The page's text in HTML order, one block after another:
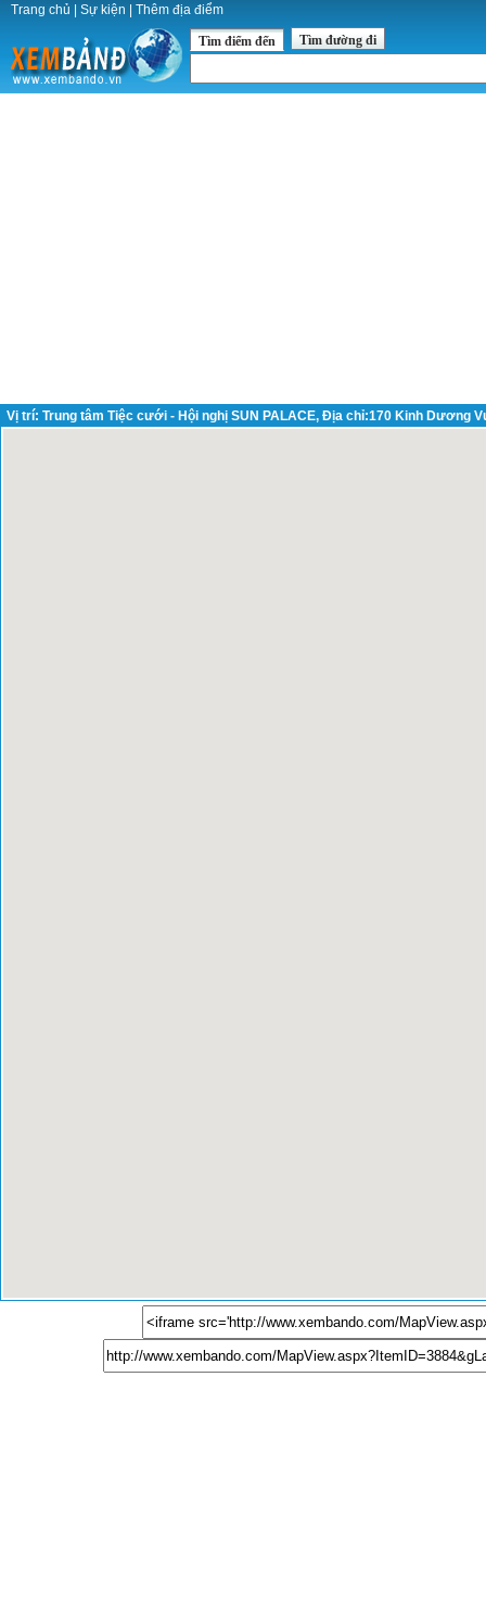
Trang chủ Sự kiện Thêm địa điểm
Tìm điểm đến Tìm đường đi
Vị trí: Trung tâm Tiệc cưới - Hội nghị SUN PALACE, Địa chỉ:170 Kinh Dương